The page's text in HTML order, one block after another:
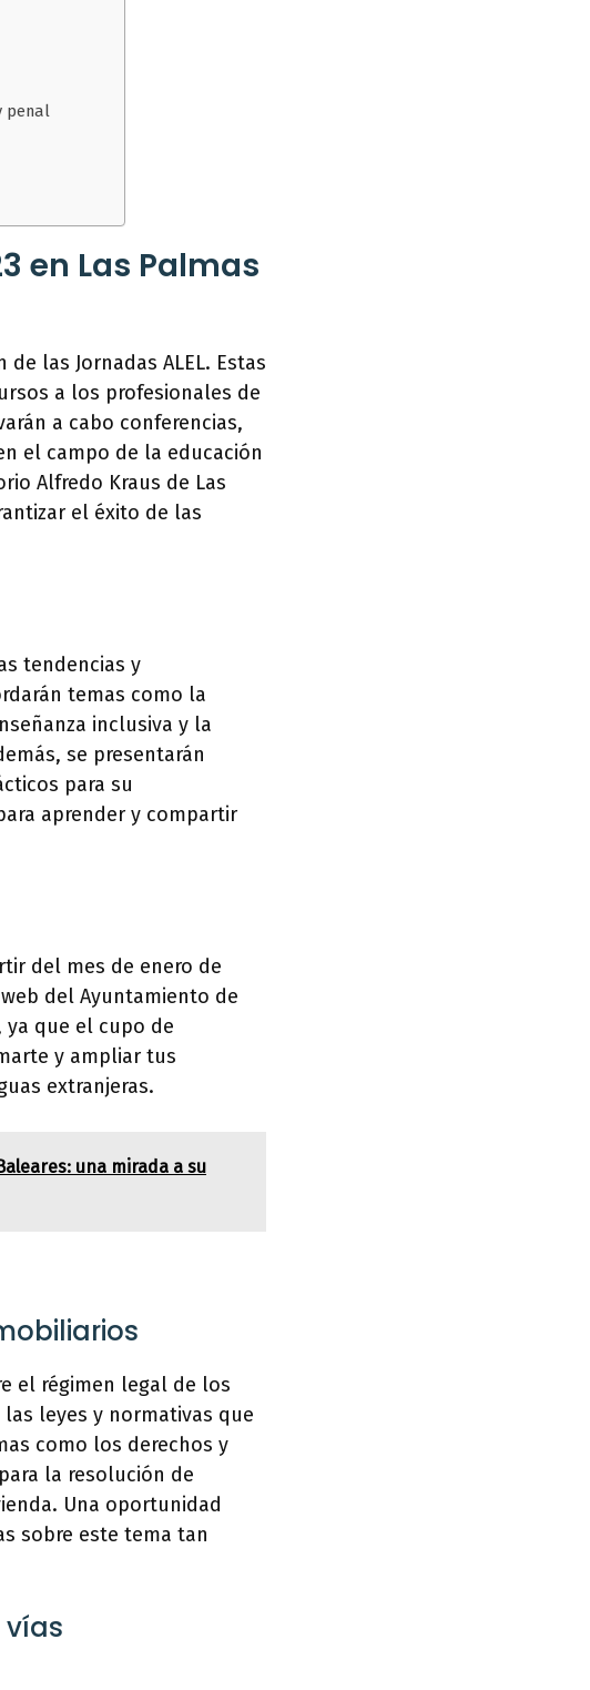
penal
en Las Palmas
las Jornadas ALEL. Estas
a los profesionales de
a cabo conferencias,
el campo de la educación
Alfredo Kraus de Las
el éxito de las
tendencias y
temas como la
inclusiva y la
se presentarán
para su
aprender y compartir
del mes de enero de
del Ayuntamiento de
ya que el cupo de
y ampliar tus
extranjeras.
una mirada a su
el régimen legal de los
leyes y normativas que
como los derechos y
la resolución de
Una oportunidad
sobre este tema tan